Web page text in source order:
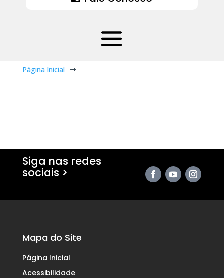
Página Inicial $
Siga nas redes
sociais >
Mapa do Site
Página Inicial
Acessibilidade